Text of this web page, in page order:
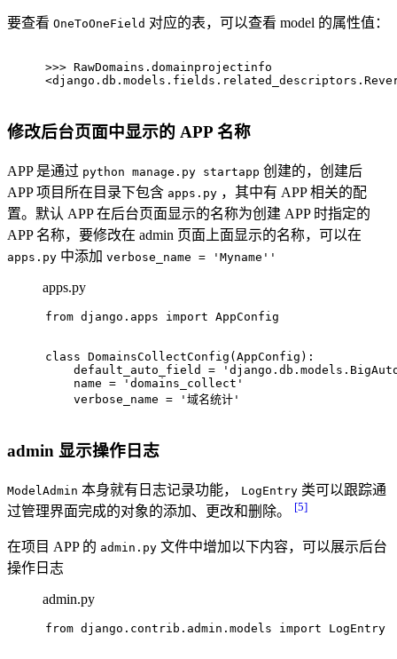
要查看 OneToOneField 对应的表，可以查看 model 的属性值：
>>> RawDomains.domainprojectinfo
修改后台页面中显示的 APP 名称
APP 是通过 python manage.py startapp 创建的，创建后
APP 项目所在目录下包含 apps.py ，其中有 APP 相关的配
置。默认 APP 在后台页面显示的名称为创建 APP 时指定的
APP 名称，要修改在 admin 页面上面显示的名称，可以在
apps.py 中添加 verbose_name = 'Myname''
apps.py
from django.apps import AppConfig
class DomainsCollectConfig (AppConfig ):
    default_auto_field =
    name =
'domains_collect'
    verbose_name =
'域名统计'
admin 显示操作日志
ModelAdmin 本身就有日志记录功能， LogEntry 类可以跟踪通
过管理界面完成的对象的添加、更改和删除。
[5]
在项目 APP 的 admin.py 文件中增加以下内容，可以展示后台
操作日志
admin.py
from django.contrib.admin.models import LogEntry